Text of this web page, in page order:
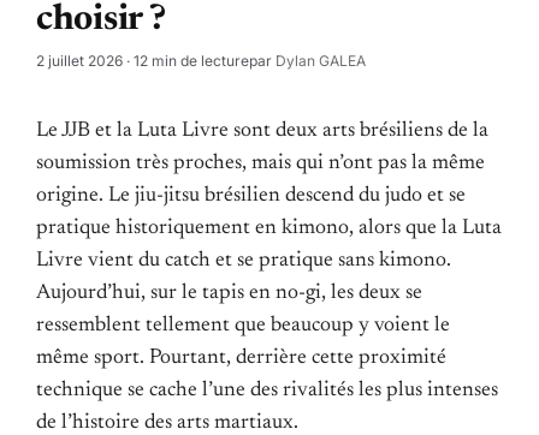
choisir ?
2 juillet 2026 · 12 min de lecturepar Dylan GALEA
Le JJB et la Luta Livre sont deux arts brésiliens de la
soumission très proches, mais qui n’ont pas la même
origine. Le jiu-jitsu brésilien descend du judo et se
pratique historiquement en kimono, alors que la Luta
Livre vient du catch et se pratique sans kimono.
Aujourd’hui, sur le tapis en no-gi, les deux se
ressemblent tellement que beaucoup y voient le
même sport. Pourtant, derrière cette proximité
technique se cache l’une des rivalités les plus intenses
de l’histoire des arts martiaux.